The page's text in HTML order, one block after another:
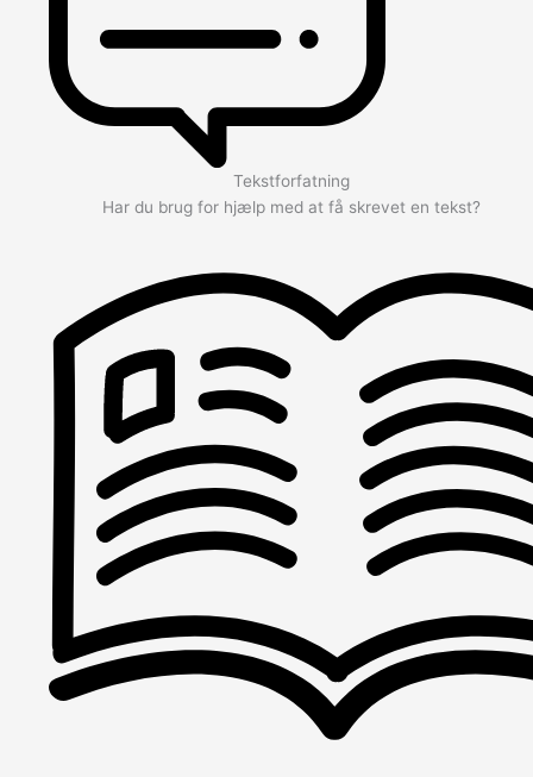
Tekstforfatning
Har du brug for hjælp med at få skrevet en tekst?